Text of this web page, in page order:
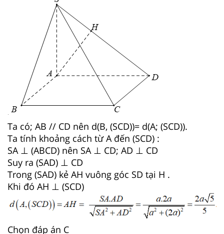
Ta có; AB // CD nên d(B, (SCD))= d(A; (SCD)).
Ta tính khoảng cách từ A đến (SCD) :
SA ⊥ (ABCD) nên SA ⊥ CD; AD ⊥ CD
Suy ra (SAD) ⊥ CD
Trong (SAD) kẻ AH vuông góc SD tại H .
Khi đó AH ⊥ (SCD)
Chọn đáp án C